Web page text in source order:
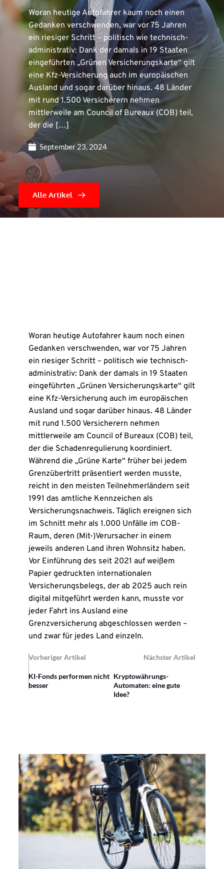
Woran heutige Autofahrer kaum noch einen
Gedanken verschwenden, war vor 75 Jahren
ein riesiger Schritt – politisch wie technisch-
administrativ: Dank der damals in 19 Staaten
eingeführten „Grünen Versicherungskarte“ gilt
eine Kfz-Versicherung auch im europäischen
Ausland und sogar darüber hinaus. 48 Länder
mit rund 1.500 Versicherern nehmen
mittlerweile am Council of Bureaux (COB) teil,
der die […]
September 23, 2024
Alle Artikel
Woran heutige Autofahrer kaum noch einen
Gedanken verschwenden, war vor 75 Jahren
ein riesiger Schritt – politisch wie technisch-
administrativ: Dank der damals in 19 Staaten
eingeführten „Grünen Versicherungskarte“ gilt
eine Kfz-Versicherung auch im europäischen
Ausland und sogar darüber hinaus. 48 Länder
mit rund 1.500 Versicherern nehmen
mittlerweile am Council of Bureaux (COB) teil,
der die Schadenregulierung koordiniert.
Während die „Grüne Karte“ früher bei jedem
Grenzübertritt präsentiert werden musste,
reicht in den meisten Teilnehmerländern seit
1991 das amtliche Kennzeichen als
Versicherungsnachweis. Täglich ereignen sich
im Schnitt mehr als 1.000 Unfälle im COB-
Raum, deren (Mit-)Verursacher in einem
jeweils anderen Land ihren Wohnsitz haben.
Vor Einführung des seit 2021 auf weißem
Papier gedruckten internationalen
Versicherungsbelegs, der ab 2025 auch rein
digital mitgeführt werden kann, musste vor
jeder Fahrt ins Ausland eine
Grenzversicherung abgeschlossen werden –
und zwar für jedes Land einzeln.
Vorheriger Artikel Nächster Artikel
KI-Fonds performen nicht
besser
Kryptowährungs-
Automaten: eine gute
Idee?